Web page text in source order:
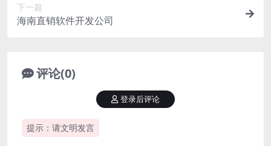
下一篇
海南直销软件开发公司
评论(0)
提示：请文明发言
登录后评论